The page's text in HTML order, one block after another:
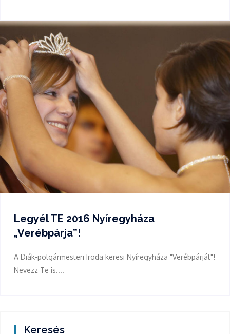
Legyél TE 2016 Nyíregyháza
„Verébpárja”!
A Diák-polgármesteri Iroda keresi Nyíregyháza "Verébpárját"!
Nevezz Te is....
Keresés